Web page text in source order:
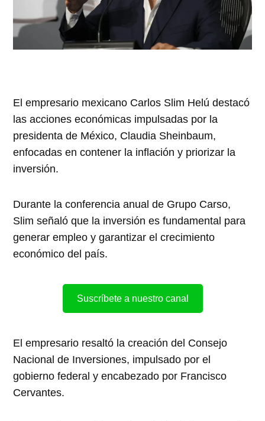
El empresario mexicano Carlos Slim Helú destacó
las acciones económicas impulsadas por la
presidenta de México, Claudia Sheinbaum,
enfocadas en contener la inflación y priorizar la
inversión.
Durante la conferencia anual de Grupo Carso,
Slim señaló que la inversión es fundamental para
generar empleo y garantizar el crecimiento
económico del país.
Suscríbete a nuestro canal
El empresario resaltó la creación del Consejo
Nacional de Inversiones, impulsado por el
gobierno federal y encabezado por Francisco
Cervantes.